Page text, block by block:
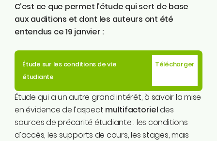
C’est ce que permet l’étude qui sert de base
aux auditions et dont les auteurs ont été
entendus ce 19 janvier :
Étude sur les conditions de vie
étudiante
Télécharger
Étude qui a un autre grand intérêt, à savoir la mise
en évidence de l’aspect multifactorieldes
sources de précarité étudiante : les conditions
d’accès, les supports de cours, les stages, mais